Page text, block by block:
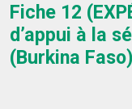
Fiche 12
d’appui à la
(Burkina Faso)